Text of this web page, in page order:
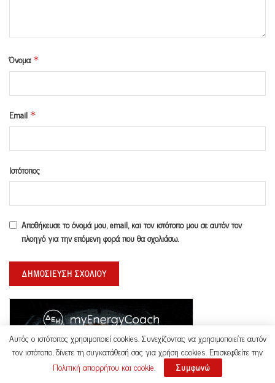
Όνομα *
Email *
Ιστότοπος
Αποθήκευσε το όνομά μου, email, και τον ιστότοπο μου σε αυτόν τον
πλοηγό για την επόμενη φορά που θα σχολιάσω.
Αυτός ο ιστότοπος χρησιμοποιεί cookies. Συνεχίζοντας να χρησιμοποιείτε αυτόν
τον ιστότοπο, δίνετε τη συγκατάθεσή σας για χρήση cookies. Επισκεφθείτε την
Πολιτική απορρήτου και cookie. Συμφωνώ